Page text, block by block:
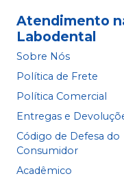
Atendimento
Labodental
Sobre Nós
Política de Frete
Política Comercial
Entregas e
Código de Defesa do
Consumidor
Acadêmico